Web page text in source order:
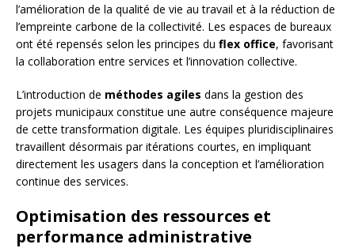
l’amélioration de la qualité de vie au travail et à la réduction de
l’empreinte carbone de la collectivité. Les espaces de bureaux
ont été repensés selon les principes du flex office, favorisant
la collaboration entre services et l’innovation collective.
L’introduction de méthodes agiles dans la gestion des
projets municipaux constitue une autre conséquence majeure
de cette transformation digitale. Les équipes pluridisciplinaires
travaillent désormais par itérations courtes, en impliquant
directement les usagers dans la conception et l’amélioration
continue des services.
Optimisation des ressources et
performance administrative